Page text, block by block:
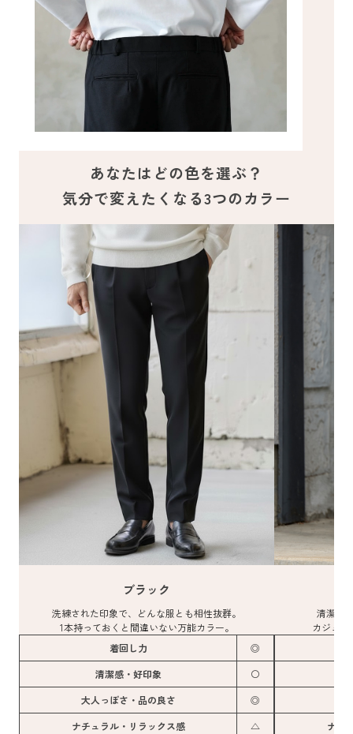
あなたはどの色を選ぶ？
気分で変えたくなる3つのカラー
ブラック
洗練された印象で、どんな服とも相性抜群。
1本持っておくと間違いない万能カラー。
着回し力
◎
清潔感・好印象
〇
大人っぽさ・品の良さ
◎
ナチュラル・リラックス感
△
清潔感
カジュ
ナチ